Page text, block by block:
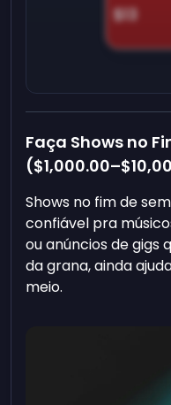
$13
Faça Shows no
($1,000.00–
Shows no fim de
confiável pra
ou anúncios de gigs
da grana, ainda
meio.